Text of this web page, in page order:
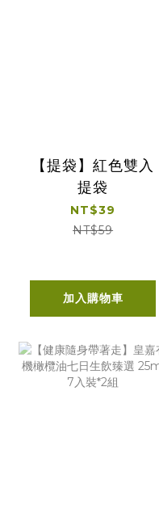
【提袋】紅色雙入
提袋
NT$39
NT$59
加入購物車